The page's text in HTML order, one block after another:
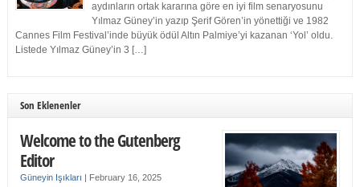
aydınların ortak kararına göre en iyi film senaryosunu
Yılmaz Güney’in yazıp Şerif Gören’in yönettiği ve 1982
Cannes Film Festival’inde büyük ödül Altın Palmiye’yi kazanan ‘Yol’ oldu.
Listede Yılmaz Güney’in 3 […]
Son Eklenenler
Welcome to the Gutenberg
Editor
Güneyin Işıkları | February 16, 2025